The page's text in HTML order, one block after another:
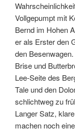
Vollgepumpt mit
Bernd im Hohen
er als Erster den
den
Brise und
Lee-Seite des
Tale und den
schlichtweg zu
Langer Satz,
machen noch